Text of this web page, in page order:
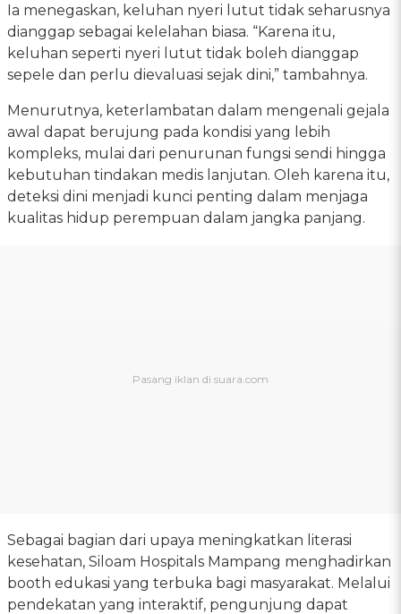
Ia menegaskan, keluhan nyeri lutut tidak seharusnya
dianggap sebagai kelelahan biasa. “Karena itu,
keluhan seperti nyeri lutut tidak boleh dianggap
sepele dan perlu dievaluasi sejak dini,” tambahnya.
Menurutnya, keterlambatan dalam mengenali gejala
awal dapat berujung pada kondisi yang lebih
kompleks, mulai dari penurunan fungsi sendi hingga
kebutuhan tindakan medis lanjutan. Oleh karena itu,
deteksi dini menjadi kunci penting dalam menjaga
kualitas hidup perempuan dalam jangka panjang.
Sebagai bagian dari upaya meningkatkan literasi
kesehatan, Siloam Hospitals Mampang menghadirkan
booth edukasi yang terbuka bagi masyarakat. Melalui
pendekatan yang interaktif, pengunjung dapat